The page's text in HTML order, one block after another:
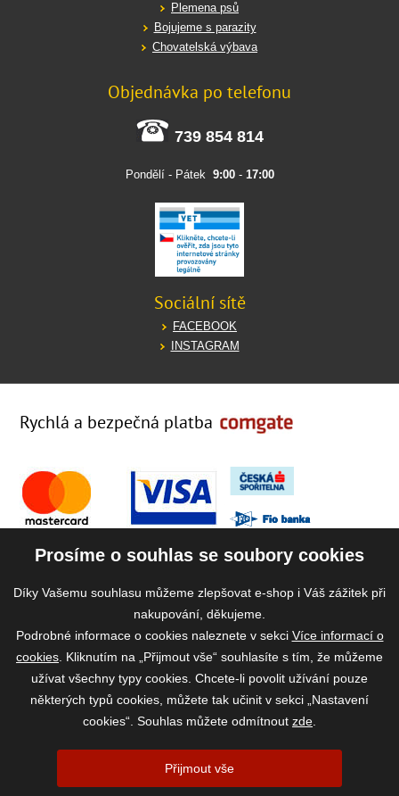
Plemena psů
Bojujeme s parazity
Chovatelská výbava
Objednávka po telefonu
739 854 814
Pondělí - Pátek 9:00- 17:00
Sociální sítě
FACEBOOK
INSTAGRAM
Rychlá a bezpečná platba
2026 ©www.vase-krmivo.cz- Tomáš Kroupa e-shop, Kanice 307, 664 01
Brno-venkov, IČ: 75785439
Prosíme o souhlas se soubory cookies
Díky Vašemu souhlasu můžeme zlepšovat e-shop i Váš zážitek při
nakupování, děkujeme.
Podrobné informace o cookies naleznete v sekci Více informací o
cookies . Kliknutím na „Přijmout vše“ souhlasíte s tím, že můžeme
užívat všechny typy cookies. Chcete-li povolit užívání pouze
některých typů cookies, můžete tak učinit v sekci „Nastavení
cookies“. Souhlas můžete odmítnout zde
Přijmout vše